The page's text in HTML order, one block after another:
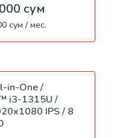
сум
сум / мес.
in-One /
i3-1315U /
IPS / 8